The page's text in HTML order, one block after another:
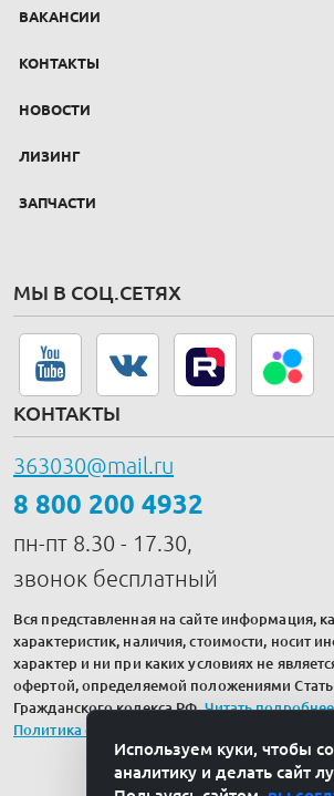
ВАКАНСИИ
КОНТАКТЫ
НОВОСТИ
ЛИЗИНГ
ЗАПЧАСТИ
МЫ В СОЦ.СЕТЯХ
КОНТАКТЫ
363030@mail.ru
8 800 200 4932
пн-пт 8.30 - 17.30,
звонок бесплатный
Вся представленная на сайте информация,
характеристик, наличия, стоимости, носит
характер и ни при каких условиях не
офертой, определяемой положениями
Гражданского кодекса РФ.Читать подробнее
Политика обработки персональных данных
Используем куки, чтобы
аналитику и делать сайт